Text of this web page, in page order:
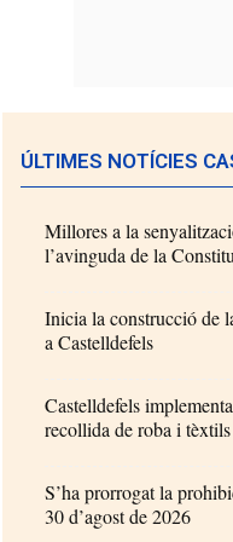
ÚLTIMES NOTÍCIES
Millores a la
l’avinguda de la
Inicia la construcció de
a Castelldefels
Castelldefels
recollida de roba i tèxtils
S’ha prorrogat la
30 d’agost de 2026